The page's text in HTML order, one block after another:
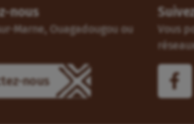
nous
Marne, Ouagadougou ou
nous
Vous